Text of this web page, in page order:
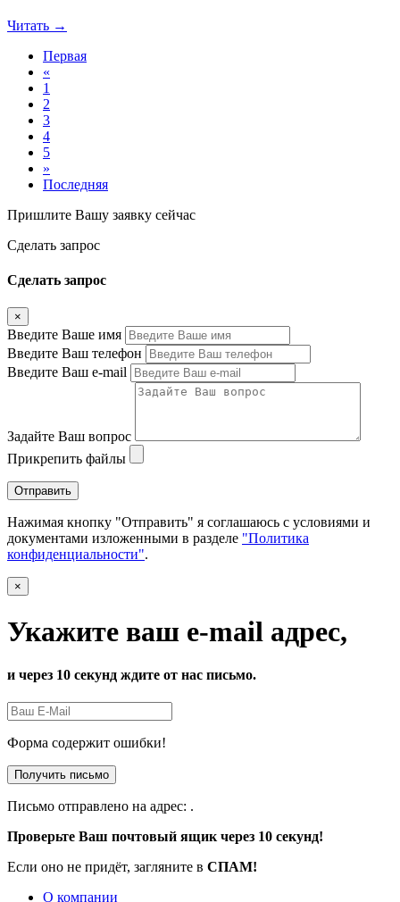
Читать →
Первая
«
1
2
3
4
5
»
Последняя
Пришлите Вашу заявку сейчас
Cделать запрос
Cделать запрос
×
Введите Ваше имя
Введите Ваш телефон
Введите Ваш e-mail
Задайте Ваш вопрос
Прикрепить файлы
Отправить
Нажимая кнопку "Отправить" я соглашаюсь с условиями и
документами изложенными в разделе "Политика
конфиденциальности".
×
Укажите ваш e-mail адрес,
и через 10 секунд ждите от нас письмо.
Форма содержит ошибки!
Получить письмо
Письмо отправлено на адрес: .
Проверьте Ваш почтовый ящик через 10 секунд!
Если оно не придёт, загляните в СПАМ!
О компании